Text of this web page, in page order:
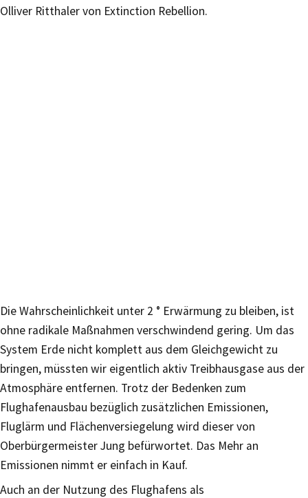
Olliver Ritthaler von Extinction Rebellion.
Die Wahrscheinlichkeit unter 2 ° Erwärmung zu bleiben, ist
ohne radikale Maßnahmen verschwindend gering. Um das
System Erde nicht komplett aus dem Gleichgewicht zu
bringen, müssten wir eigentlich aktiv Treibhausgase aus der
Atmosphäre entfernen. Trotz der Bedenken zum
Flughafenausbau bezüglich zusätzlichen Emissionen,
Fluglärm und Flächenversiegelung wird dieser von
Oberbürgermeister Jung befürwortet. Das Mehr an
Emissionen nimmt er einfach in Kauf.
Auch an der Nutzung des Flughafens als